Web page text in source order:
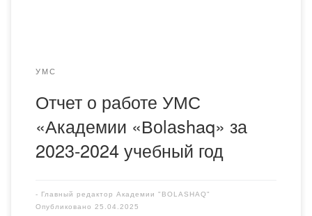
УМС
Отчет о работе УМС
«Академии «Воlаshaq» за
2023-2024 учебный год
- Главный редактор Академии "BOLASHAQ"
Опубликовано 25.04.2025